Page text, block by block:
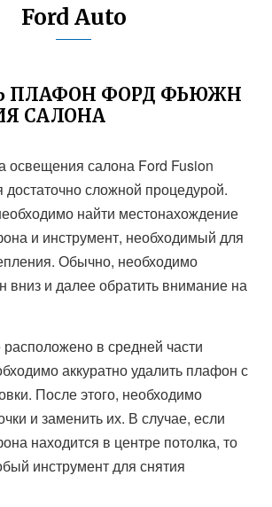
Ford Auto
ПЛАФОН ФОРД ФЬЮЖН
САЛОНА
освещения салона Ford Fusion
достаточно сложной процедурой.
найти местонахождение
и инструмент, необходимый для
Обычно, необходимо
вниз и далее обратить внимание на
в средней части
аккуратно удалить плафон с
После этого, необходимо
и заменить их. В случае, если
находится в центре потолка, то
инструмент для снятия